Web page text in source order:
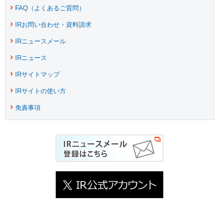
FAQ（よくあるご質問）
IRお問い合わせ・資料請求
IRニュースメール
IRニュース
IRサイトマップ
IRサイトの使い方
免責事項